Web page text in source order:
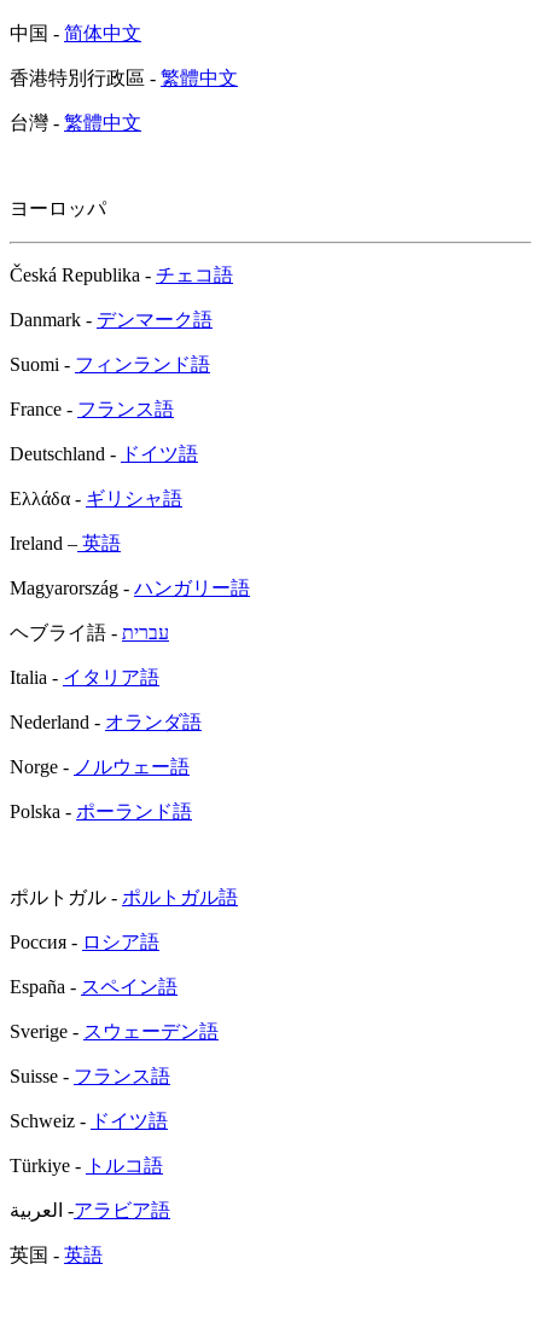
中国 - 简体中文
香港特別行政區 - 繁體中文
台灣 - 繁體中文
ヨーロッパ
Česká Republika - チェコ語
Danmark - デンマーク語
Suomi - フィンランド語
France - フランス語
Deutschland - ドイツ語
Ελλάδα - ギリシャ語
Ireland – 英語
Magyarország - ハンガリー語
ヘブライ語 - עברית
Italia - イタリア語
Nederland - オランダ語
Norge - ノルウェー語
Polska - ポーランド語
ポルトガル - ポルトガル語
Россия - ロシア語
España - スペイン語
Sverige - スウェーデン語
Suisse - フランス語
Schweiz - ドイツ語
Türkiye - トルコ語
العربية -アラビア語
英国 - 英語